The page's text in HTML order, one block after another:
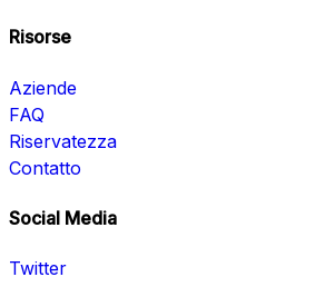
Risorse
Aziende
FAQ
Riservatezza
Contatto
Social Media
Twitter